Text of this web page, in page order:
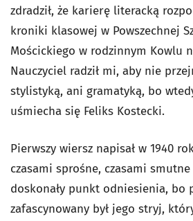
zdradził, że karierę literacką
kroniki klasowej w Powszechnej
Mościckiego w rodzinnym Kowlu
Nauczyciel radził mi, aby nie
stylistyką, ani gramatyką, bo
uśmiecha się Feliks Kostecki.
Pierwszy wiersz napisał w 1940
czasami sprośne, czasami smutne
doskonały punkt odniesienia, bo
zafascynowany był jego stryj,